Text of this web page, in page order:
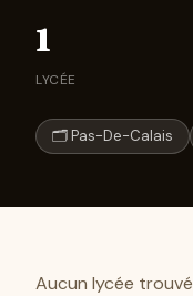
1
LYCÉE
🗂 Pas-De-Calais
Aucun lycée